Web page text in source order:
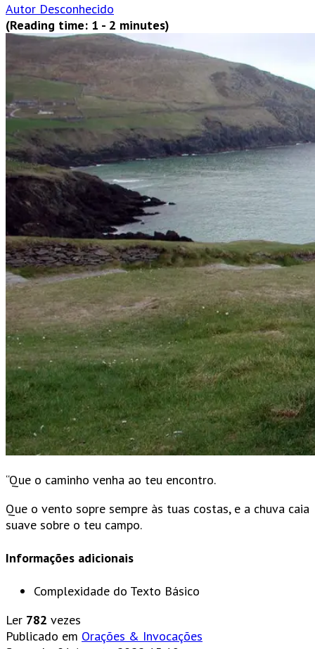
Autor Desconhecido
(Reading time: 1 - 2 minutes)
“Que o caminho venha ao teu encontro.
Que o vento sopre sempre às tuas costas, e a chuva caia
suave sobre o teu campo.
Informações adicionais
Complexidade do Texto Básico
Ler 782 vezes
Publicado em Orações & Invocações